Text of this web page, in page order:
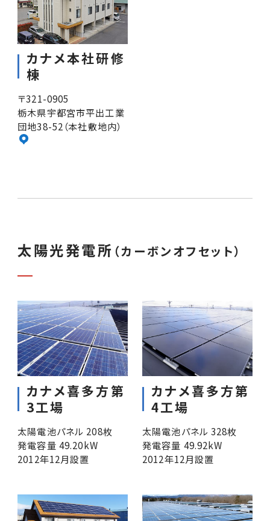
カナメ本社研修
棟
〒321-0905
栃木県宇都宮市平出工業
団地38-52（本社敷地内）
太陽光発電所 （カーボンオフセット）
カナメ喜多方第
3工場
太陽電池パネル 208枚
発電容量 49.20kW
2012年12月設置
カナメ喜多方第
4工場
太陽電池パネル 328枚
発電容量 49.92kW
2012年12月設置